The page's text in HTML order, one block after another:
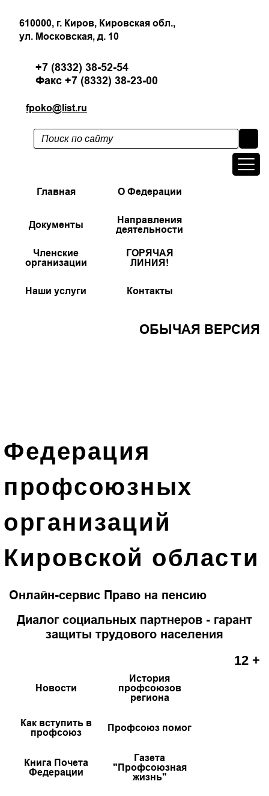
610000, г. Киров, Кировская обл.,
ул. Московская, д. 10
+7 (8332) 38-52-54
Факс +7 (8332) 38-23-00
fpoko@list.ru
Главная О Федерации
Документы
Направления
деятельности
Членские
организации
ГОРЯЧАЯ
ЛИНИЯ!
Наши услуги Контакты
ОБЫЧАЯ ВЕРСИЯ
Федерация
профсоюзных
организаций
Кировской области
Онлайн-сервис Право на пенсию
Диалог социальных партнеров - гарант
защиты трудового населения
12 +
Новости
История
профсоюзов
региона
Как вступить в
профсоюз
Профсоюз помог
Книга Почета
Федерации
Газета
"Профсоюзная
жизнь"